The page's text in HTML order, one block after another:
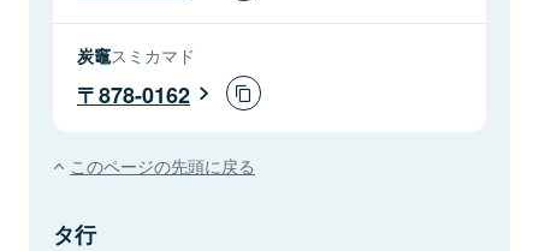
炭竈スミカマド
878-0162
このページの先頭に戻る
タ行